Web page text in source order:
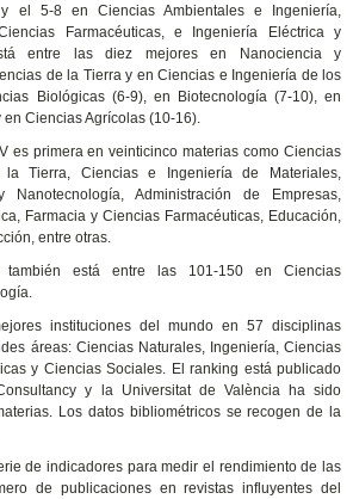
el 5-8 en Ciencias Ambientales e Ingeniería,
Farmacéuticas, e Ingeniería Eléctrica y
entre las diez mejores en Nanociencia y
de la Tierra y en Ciencias e Ingeniería de los
Biológicas (6-9), en Biotecnología (7-10), en
Ciencias Agrícolas (10-16).
es primera en veinticinco materias como Ciencias
la Tierra, Ciencias e Ingeniería de Materiales,
Nanotecnología, Administración de Empresas,
Farmacia y Ciencias Farmacéuticas, Educación,
entre otras.
está entre las 101-150 en Ciencias
instituciones del mundo en 57 disciplinas
áreas: Ciencias Naturales, Ingeniería, Ciencias
y Ciencias Sociales. El ranking está publicado
y la Universitat de València ha sido
Los datos bibliométricos se recogen de la
de indicadores para medir el rendimiento de las
de publicaciones en revistas influyentes del